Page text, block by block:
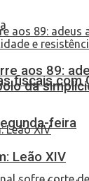
fiscais com
feira
aos 89:
da
Leão XIV